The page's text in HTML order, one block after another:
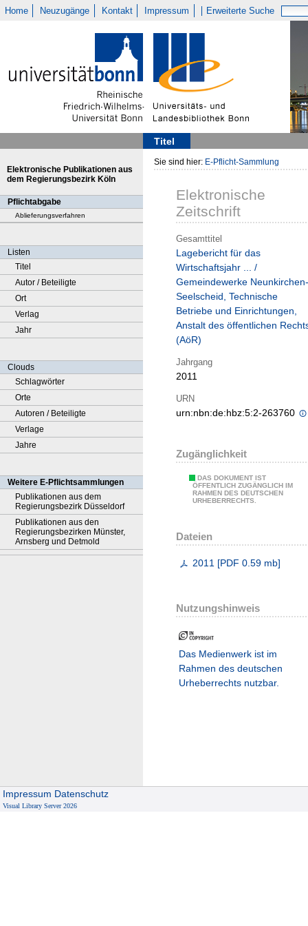
Home Neuzugänge Kontakt Impressum Erweiterte Suche
Titel
Elektronische Publikationen aus
dem Regierungsbezirk Köln
Pflichtabgabe
Ablieferungsverfahren
Listen
Titel
Autor / Beteiligte
Ort
Verlag
Jahr
Clouds
Schlagwörter
Orte
Autoren / Beteiligte
Verlage
Jahre
Weitere E-Pflichtsammlungen
Publikationen aus dem
Regierungsbezirk Düsseldorf
Publikationen aus den
Regierungsbezirken Münster,
Arnsberg und Detmold
Sie sind hier: E-Pflicht-Sammlung
Elektronische
Zeitschrift
Gesamttitel
Lagebericht für das
Wirtschaftsjahr ... /
Gemeindewerke Neunkirchen-
Seelscheid, Technische
Betriebe und Einrichtungen,
Anstalt des öffentlichen
(AöR)
Jahrgang
2011
URN
urn:nbn:de:hbz:5:2-263760
Zugänglichkeit
DAS DOKUMENT IST
ÖFFENTLICH ZUGÄNGLICH IM
RAHMEN DES DEUTSCHEN
URHEBERRECHTS.
Dateien
2011 [PDF 0.59 mb]
Nutzungshinweis
Das Medienwerk ist im
Rahmen des deutschen
Urheberrechts nutzbar.
Impressum Datenschutz
Visual Library Server 2026